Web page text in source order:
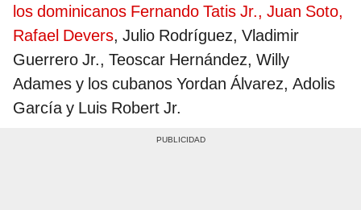
los dominicanos Fernando Tatis Jr., Juan Soto,
Rafael Devers, Julio Rodríguez, Vladimir
Guerrero Jr., Teoscar Hernández, Willy
Adames y los cubanos Yordan Álvarez, Adolis
García y Luis Robert Jr.